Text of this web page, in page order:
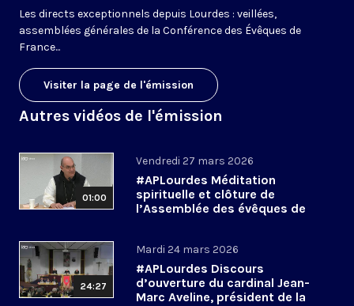
Les directs exceptionnels depuis Lourdes : veillées,
assemblées générales de la Conférence des Évêques de
France...
Visiter la page de l'émission
Autres vidéos de l'émission
01:00
Vendredi 27 mars 2026
#APLourdes Méditation
spirituelle et clôture de
l’Assemblée des évêques de
24:27
Mardi 24 mars 2026
#APLourdes Discours
d’ouverture du cardinal Jean-
Marc Aveline, président de la